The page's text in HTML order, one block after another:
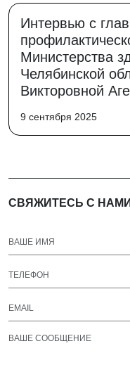
Интервью с
Министерства
Челябинской
Викторовной
9 сентября 2025
СВЯЖИТЕСЬ С НАМИ